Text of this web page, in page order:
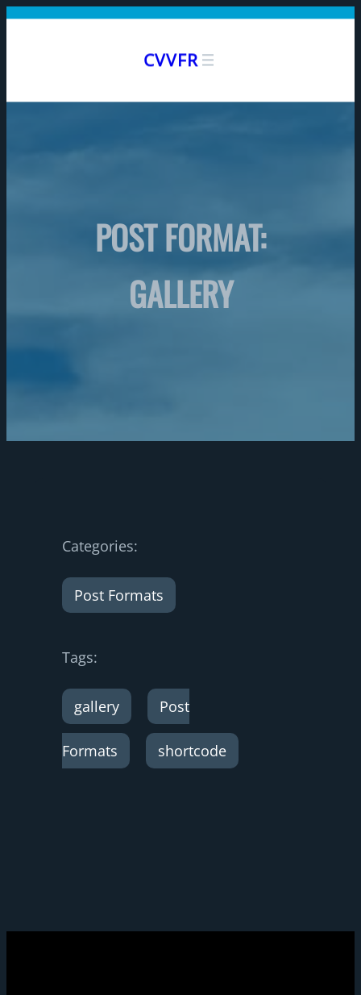
Aller
CVVFR
POST FORMAT:
GALLERY
Categories:
Post Formats
Tags:
gallery Post
Formats shortcode